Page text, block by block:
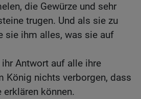
die Gewürze und sehr
trugen. Und als sie zu
sie ihm alles, was sie auf
Antwort auf alle ihre
König nichts verborgen, dass
können.